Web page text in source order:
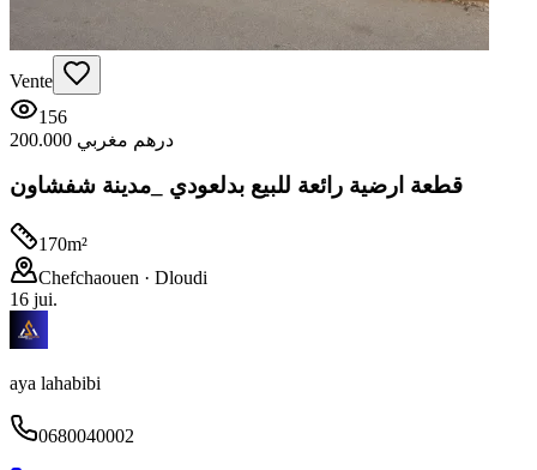
Vente
156
200.000 درهم مغربي
قطعة ارضية رائعة للبيع بدلعودي _مدينة شفشاون
170m²
Chefchaouen · Dloudi
16 jui.
aya lahabibi
0680040002